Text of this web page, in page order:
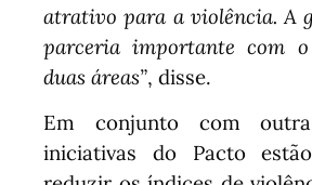
atrativo para a violência. A
parceria importante com
duas áreas”, disse.
Em conjunto com
iniciativas do Pacto